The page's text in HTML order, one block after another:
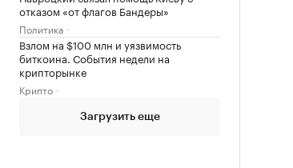
отказом «от флагов Бандеры»
Политика
Взлом на $100 млн и уязвимость
биткоина. События недели на
крипторынке
Крипто
Загрузить еще